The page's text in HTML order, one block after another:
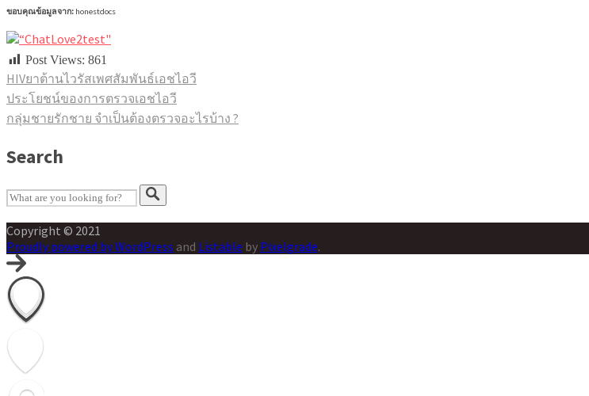
ขอบคุณข้อมูลจาก: honestdocs
Post Views: 861
HIVยาต้านไวรัสเพศสัมพันธ์เอชไอวี
แนะแนว
ประโยชน์ของการตรวจเอชไอวี
กลุ่มชายรักชาย จำเป็นต้องตรวจอะไรบ้าง ?
Search
Copyright © 2021
Proudly powered by WordPress and Listable by Pixelgrade.